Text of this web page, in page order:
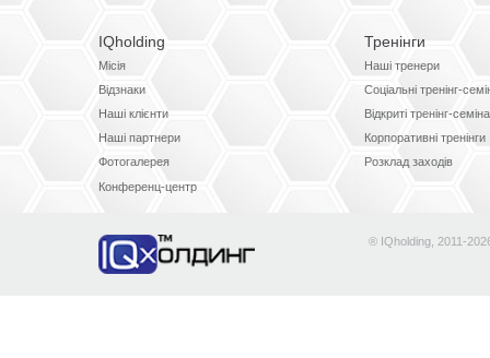
IQholding
Місія
Відзнаки
Наші клієнти
Наші партнери
Фотогалерея
Конференц-центр
Тренінги
Наші тренери
Соціальні тренінг-
Відкриті тренінг-
Корпоративні тренінги
Розклад заходів
® IQholding, 2011-